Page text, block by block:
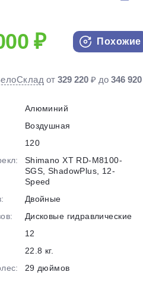
₽ Похожие
от329 220 ₽ до346 920
Алюминий
Воздушная
120
Shimano XT RD-M8100-
SGS, ShadowPlus, 12-
Speed
Двойные
Дисковые гидравлические
12
22.8 кг.
29 дюймов